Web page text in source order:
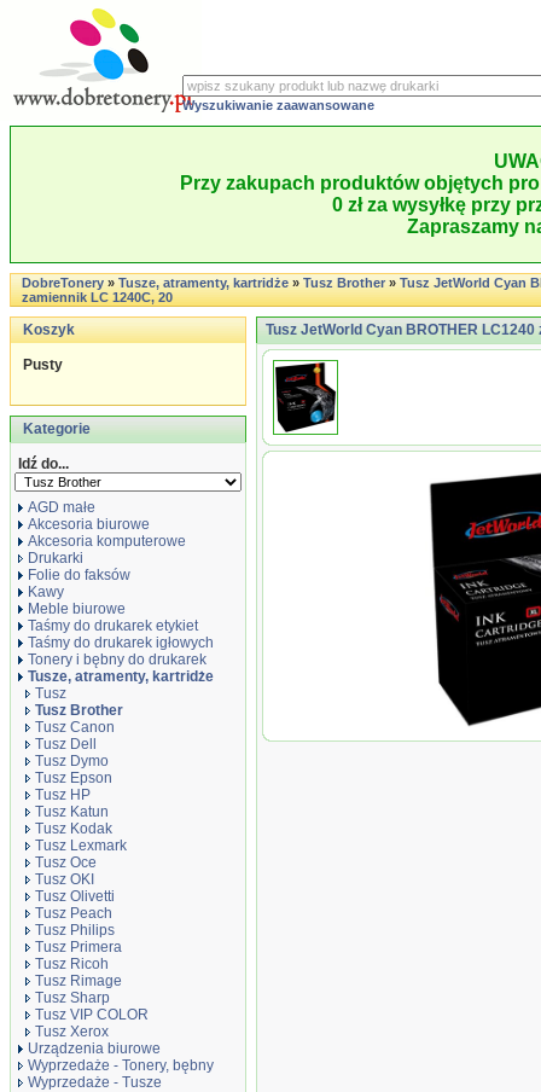
Wyszukiwanie zaawansowane
Przy zakupach produktów objętych
0 zł za wysyłkę przy
Zapraszamy
DobreTonery»Tusze, atramenty, kartridże»Tusz Brother»Tusz JetWorld Cyan
zamiennik LC 1240C, 20
Koszyk
Pusty
Kategorie
Idź do...
AGD małe
Akcesoria biurowe
Akcesoria komputerowe
Drukarki
Folie do faksów
Kawy
Meble biurowe
Taśmy do drukarek etykiet
Taśmy do drukarek igłowych
Tonery i bębny do drukarek
Tusze, atramenty, kartridże
Tusz
Tusz Brother
Tusz Canon
Tusz Dell
Tusz Dymo
Tusz Epson
Tusz HP
Tusz Katun
Tusz Kodak
Tusz Lexmark
Tusz Oce
Tusz OKI
Tusz Olivetti
Tusz Peach
Tusz Philips
Tusz Primera
Tusz Ricoh
Tusz Rimage
Tusz Sharp
Tusz VIP COLOR
Tusz Xerox
Urządzenia biurowe
Wyprzedaże - Tonery, bębny
Wyprzedaże - Tusze
Tusz JetWorld Cyan BROTHER
Tusz JetWorld